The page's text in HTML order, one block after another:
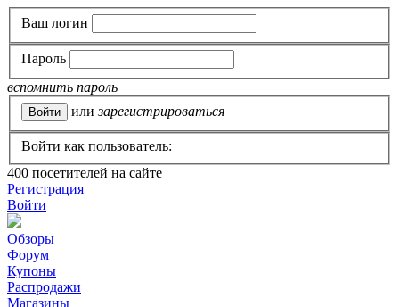
Ваш логин
Пароль
вспомнить пароль
или зарегистрироваться
Войти как пользователь:
400 посетителей на сайте
Регистрация
Войти
Обзоры
Форум
Купоны
Распродажи
Магазины